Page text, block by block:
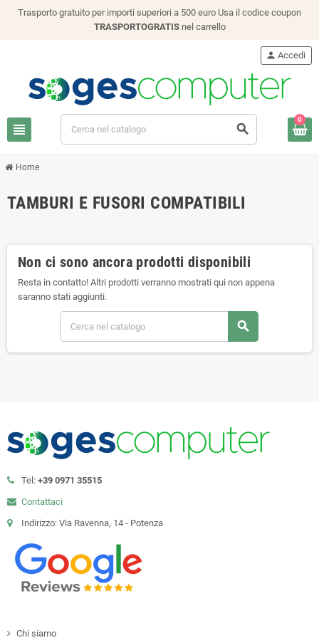
Trasporto gratuito per importi superiori a 500 euro Usa il codice coupon
TRASPORTOGRATISnel carrello
view_headline search
person Accedi
0
Home
TAMBURI E FUSORI COMPATIBILI
Non ci sono ancora prodotti disponibili
Resta in contatto! Altri prodotti verranno mostrati qui non appena
saranno stati aggiunti.
search
Tel: +39 0971 35515
Contattaci
Indirizzo: Via Ravenna, 14 - Potenza
Chi siamo